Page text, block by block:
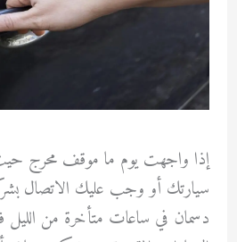
إذا واجهت يوم ما موقف محرج
سيارتك أو وجب عليك الاتصال
دسمان في ساعات متأخرة من